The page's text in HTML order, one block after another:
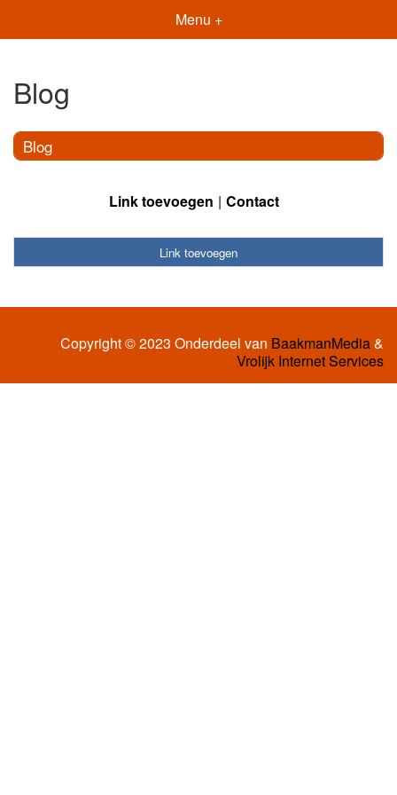
Menu +
Blog
Blog
Link toevoegen Contact
Link toevoegen
Copyright © 2023 Onderdeel van BaakmanMedia&
Vrolijk Internet Services